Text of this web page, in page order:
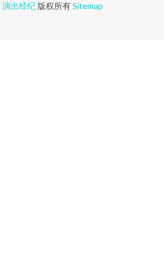
演出经纪 版权所有Sitemap